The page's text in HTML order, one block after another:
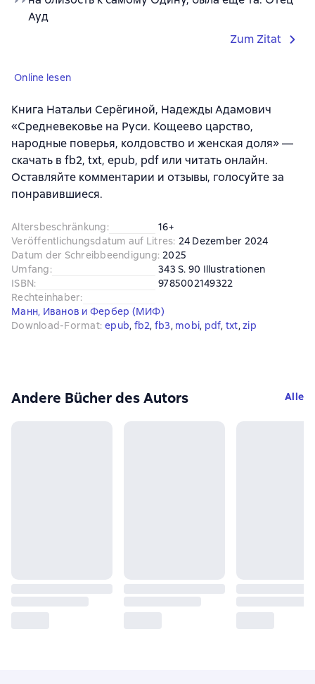
Ауд
Zum Zitat
Online lesen
Книга Натальи Серёгиной, Надежды Адамович
«Средневековье на Руси. Кощеево царство,
народные поверья, колдовство и женская доля» —
скачать в fb2, txt, epub, pdf или читать онлайн.
Оставляйте комментарии и отзывы, голосуйте за
понравившиеся.
Altersbeschränkung:
16+
Veröffentlichungsdatum auf Litres: 24 Dezember 2024
Datum der Schreibbeendigung: 2025
Umfang:
343 S. 90 Illustrationen
ISBN:
9785002149322
Rechteinhaber:
Манн, Иванов и Фербер (МИФ)
Download-Format: epub, fb2, fb3, mobi, pdf, txt, zip
Andere Bücher des Autors Alle